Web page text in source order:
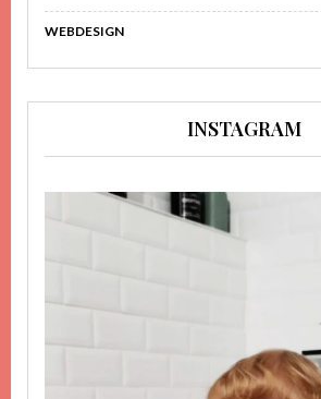
WEBDESIGN
INSTAGRAM